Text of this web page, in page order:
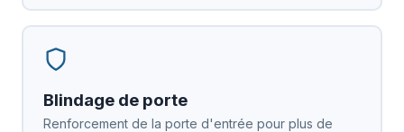
Blindage de porte
Renforcement de la porte d'entrée pour plus de